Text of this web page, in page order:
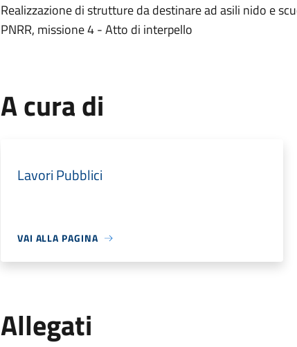
Realizzazione di strutture da destinare ad asili nido e
PNRR, missione 4 - Atto di interpello
A cura di
Lavori Pubblici
VAI ALLA PAGINA
Allegati